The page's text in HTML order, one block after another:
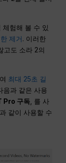
험해 볼 수 있
제거. 이러한
고도 소라 2의
최대 25초 길
음과 같은 사용
Pro 구독, 를 사
같이 사용할 수